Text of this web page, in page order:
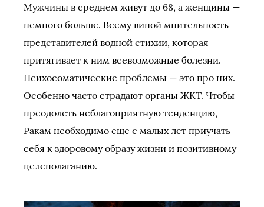
Мужчины в среднем живут до 68, а женщины —
немного больше. Всему виной мнительность
представителей водной стихии, которая
притягивает к ним всевозможные болезни.
Психосоматические проблемы — это про них.
Особенно часто страдают органы ЖКТ. Чтобы
преодолеть неблагоприятную тенденцию,
Ракам необходимо еще с малых лет приучать
себя к здоровому образу жизни и позитивному
целеполаганию.